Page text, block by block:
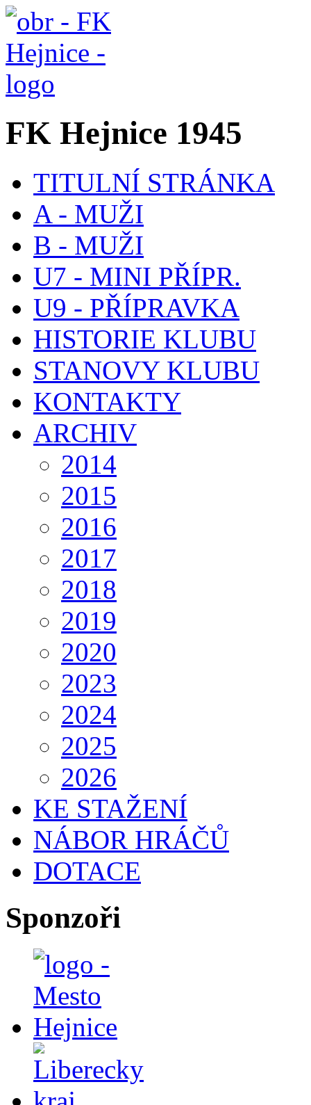
FK Hejnice 1945
TITULNÍ STRÁNKA
A - MUŽI
B - MUŽI
U7 - MINI PŘÍPR.
U9 - PŘÍPRAVKA
HISTORIE KLUBU
STANOVY KLUBU
KONTAKTY
ARCHIV
2014
2015
2016
2017
2018
2019
2020
2023
2024
2025
2026
KE STAŽENÍ
NÁBOR HRÁČŮ
DOTACE
Sponzoři